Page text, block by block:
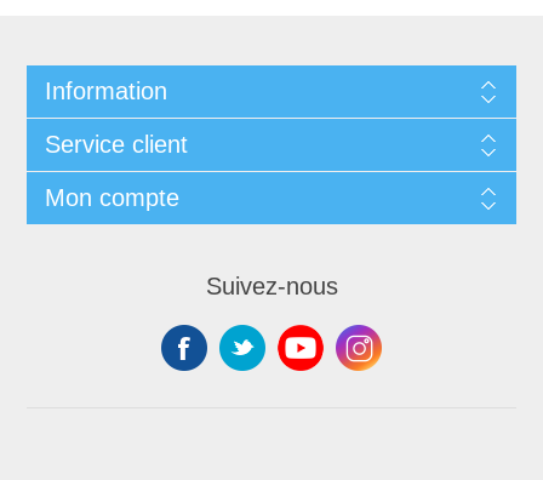
Information
Service client
Mon compte
Suivez-nous